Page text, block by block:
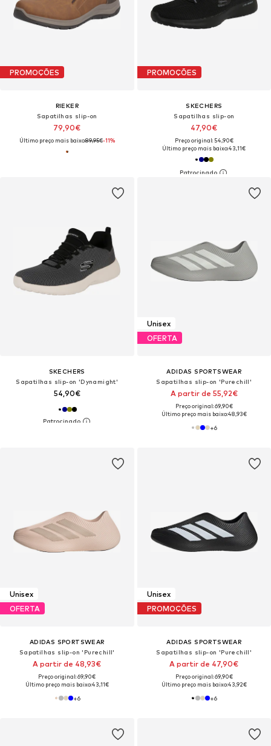
PROMOÇÕES
RIEKER
Sapatilhas slip-on
79,90€
Último preço mais baixo:89,95€-11%
PROMOÇÕES
SKECHERS
Sapatilhas slip-on
47,90€
Preço original: 54,90€
Último preço mais baixo:43,11€
SKECHERS
Sapatilhas slip-on 'Dynamight'
54,90€
Unisex
OFERTA
ADIDAS SPORTSWEAR
Sapatilhas slip-on 'Purechill'
A partir de 55,92€
Preço original: 69,90€
Último preço mais baixo:48,93€
+6
Unisex
OFERTA
ADIDAS SPORTSWEAR
Sapatilhas slip-on 'Purechill'
A partir de 48,93€
Preço original: 69,90€
Último preço mais baixo:43,11€
+6
Unisex
PROMOÇÕES
ADIDAS SPORTSWEAR
Sapatilhas slip-on 'Purechill'
A partir de 47,90€
Preço original: 69,90€
Último preço mais baixo:43,92€
+6